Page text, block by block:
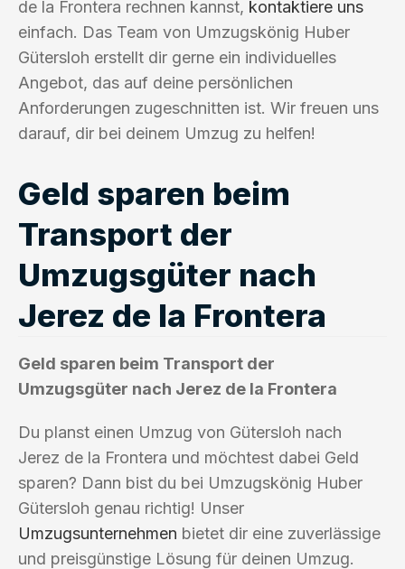
de la Frontera rechnen kannst, kontaktiere uns
einfach. Das Team von Umzugskönig Huber
Gütersloh erstellt dir gerne ein individuelles
Angebot, das auf deine persönlichen
Anforderungen zugeschnitten ist. Wir freuen uns
darauf, dir bei deinem Umzug zu helfen!
Geld sparen beim
Transport der
Umzugsgüter nach
Jerez de la Frontera
Geld sparen beim Transport der
Umzugsgüter nach Jerez de la Frontera
Du planst einen Umzug von Gütersloh nach
Jerez de la Frontera und möchtest dabei Geld
sparen? Dann bist du bei Umzugskönig Huber
Gütersloh genau richtig! Unser
Umzugsunternehmen bietet dir eine zuverlässige
und preisgünstige Lösung für deinen Umzug.